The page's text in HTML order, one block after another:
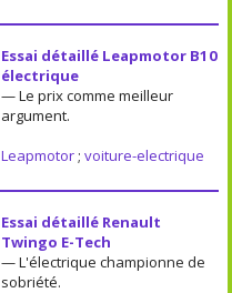
Essai détaillé Leapmotor B10
électrique
— Le prix comme meilleur
argument.
Leapmotor; voiture-electrique
Essai détaillé Renault
Twingo E-Tech
— L'électrique championne de
sobriété.